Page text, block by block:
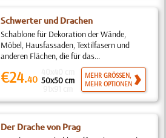
Schwerter und Drachen
Schablone für Dekoration der Wände,
Möbel, Hausfassaden, Textilfasern und
anderen Flächen, die für das...
€24.40 50x50 cm
MEHR GRÖSSEN,
MEHR OPTIONEN
Der Drache von Prag